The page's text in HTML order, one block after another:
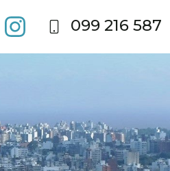
099 216 587